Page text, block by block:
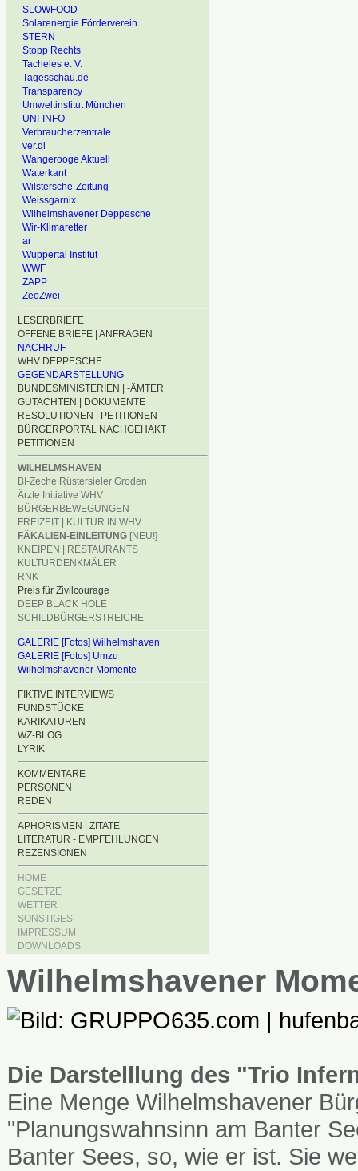
SLOWFOOD
Solarenergie Förderverein
STERN
Stopp Rechts
Tacheles e. V.
Tagesschau.de
Transparency
Umweltinstitut München
UNI-INFO
Verbraucherzentrale
ver.di
Wangerooge Aktuell
Waterkant
Wilstersche-Zeitung
Weissgarnix
Wilhelmshavener Deppesche
Wir-Klimaretter
ar
Wuppertal Institut
WWF
ZAPP
ZeoZwei
LESERBRIEFE
OFFENE BRIEFE | ANFRAGEN
NACHRUF
WHV DEPPESCHE
GEGENDARSTELLUNG
BUNDESMINISTERIEN | -ÄMTER
GUTACHTEN | DOKUMENTE
RESOLUTIONEN | PETITIONEN
BÜRGERPORTAL NACHGEHAKT
PETITIONEN
WILHELMSHAVEN
BI-Zeche Rüstersieler Groden
Ärzte Initiative WHV
BÜRGERBEWEGUNGEN
FREIZEIT | KULTUR IN WHV
FÄKALIEN-EINLEITUNG [NEU!]
KNEIPEN | RESTAURANTS
KULTURDENKMÄLER
RNK
Preis für Zivilcourage
DEEP BLACK HOLE
SCHILDBÜRGERSTREICHE
GALERIE [Fotos] Wilhelmshaven
GALERIE [Fotos] Umzu
Wilhelmshavener Momente
FIKTIVE INTERVIEWS
FUNDSTÜCKE
KARIKATUREN
WZ-BLOG
LYRIK
KOMMENTARE
PERSONEN
REDEN
APHORISMEN | ZITATE
LITERATUR - EMPFEHLUNGEN
REZENSIONEN
HOME
GESETZE
WETTER
SONSTIGES
IMPRESSUM
DOWNLOADS
Wilhelmshavener
Die Darstelllung des "Trio
Eine Menge Wilhelmshavener
"Planungswahnsinn am Banter
Banter Sees, so, wie er ist. Sie